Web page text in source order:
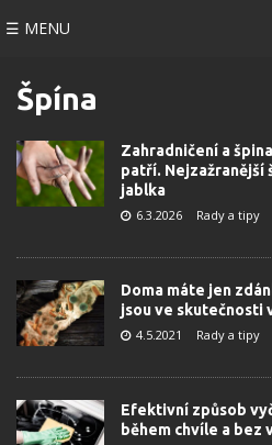
☰ MENU
Špína
Zahradničení a
patří. Nejzažranější
jablka
6.3.2026 Rady a tipy
Doma máte jen
jsou ve skutečnosti
4.5.2021 Rady a tipy
Efektivní způsob
během chvíle a bez